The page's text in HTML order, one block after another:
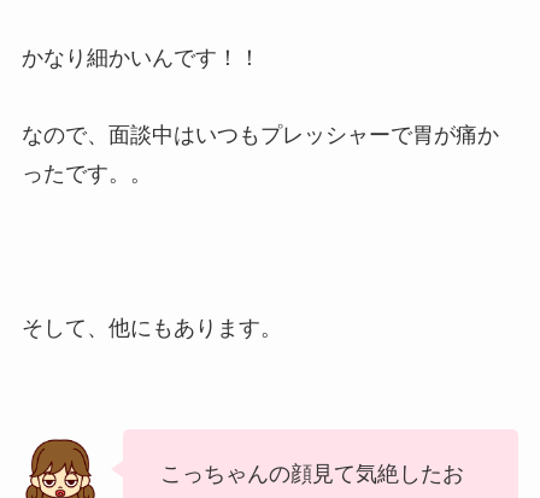
かなり細かいんです！！
なので、面談中はいつもプレッシャーで胃が痛か
ったです。。
そして、他にもあります。
こっちゃんの顔見て気絶したお